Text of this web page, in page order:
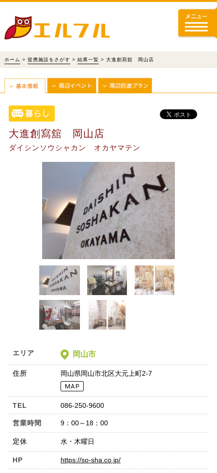
ホーム > 提携施設をさがす > 結果一覧 > 大進創寫舘 岡山店
大進創寫舘 岡山店
ダイシンソウシャカン オカヤマテン
エリア 岡山市
住所 岡山県岡山市北区大元上町2-7
TEL 086-250-9600
営業時間 9：00～18：00
定休 水・木曜日
HP https://so-sha.co.jp/